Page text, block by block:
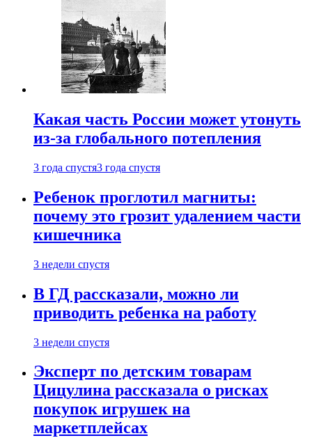
Какая часть России может утонуть
из-за глобального потепления
3 года спустя3 года спустя
Ребенок проглотил магниты:
почему это грозит удалением части
кишечника
3 недели спустя
В ГД рассказали, можно ли
приводить ребенка на работу
3 недели спустя
Эксперт по детским товарам
Цицулина рассказала о рисках
покупок игрушек на
маркетплейсах